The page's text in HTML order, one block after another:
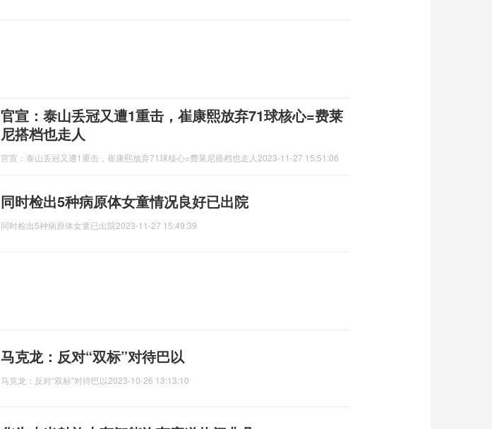
官宣：泰山丢冠又遭1重击，崔康熙放弃71球核心=费莱
尼搭档也走人
官宣：泰山丢冠又遭1重击，崔康熙放弃71球核心=费莱尼搭档也走人 2023-11-27 15:51:06
同时检出5种病原体女童情况良好已出院
同时检出5种病原体女童已出院2023-11-27 15:49:39
马克龙：反对“双标”对待巴以
马克龙：反对“双标”对待巴以2023-10-26 13:13:10